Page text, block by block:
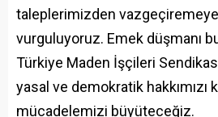
taleplerimizden
vurguluyoruz. Emek düşmanı
Türkiye Maden İşçileri
yasal ve demokratik hakkımızı
mücadelemizi büyüteceğiz.